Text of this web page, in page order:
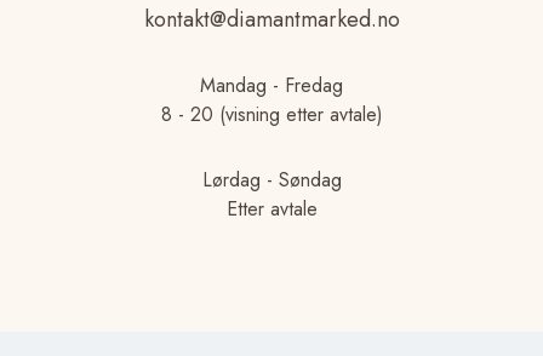
kontakt@diamantmarked.no
Mandag - Fredag
8 - 20 (visning etter avtale)
Lørdag - Søndag
Etter avtale